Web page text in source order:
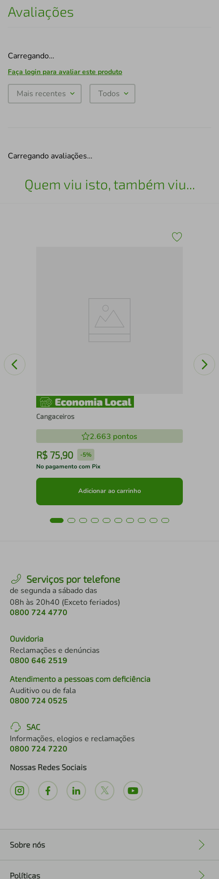
Avaliações
Carregando…
Faça login para avaliar este produto
Mais recentes Todos
Carregando avaliações…
Quem viu isto, também viu...
Cangaceiros
2.663 pontos
R$ 75,90 -5%
No pagamento com Pix
Adicionar ao carrinho
Serviços por telefone
de segunda a sábado das
08h às 20h40 (Exceto feriados)
0800 724 4770
Ouvidoria
Reclamações e denúncias
0800 646 2519
Atendimento a pessoas com deficiência
Auditivo ou de fala
0800 724 0525
SAC
Informações, elogios e reclamações
0800 724 7220
Nossas Redes Sociais
Sobre nós
Políticas